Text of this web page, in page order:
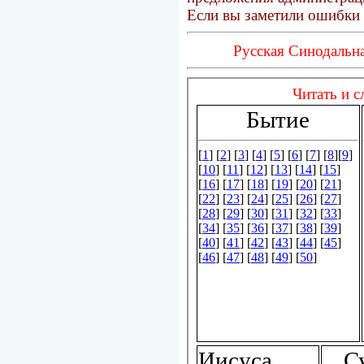
Если вы заметили ошибки
Русская